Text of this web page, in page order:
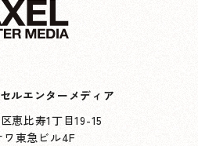
ルエンターメディア
恵比寿1丁目19-15
ワ東急ビル4F